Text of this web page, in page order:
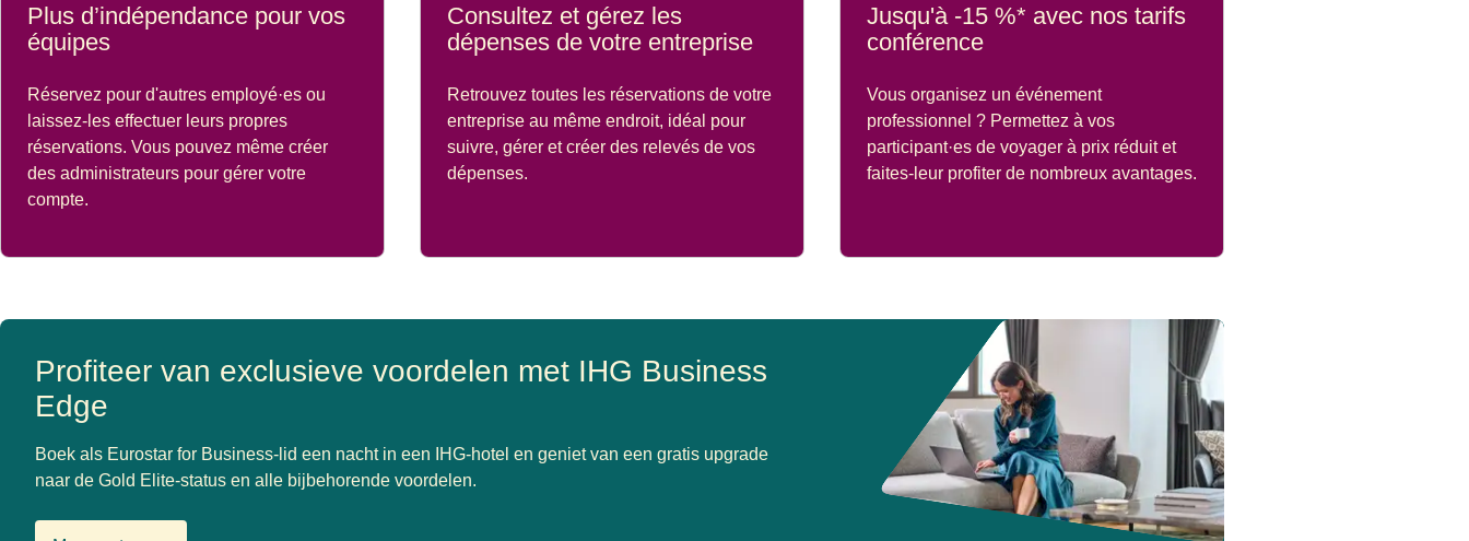
Plus d’indépendance pour vos
équipes
Réservez pour d'autres employé·es ou
laissez-les effectuer leurs propres
réservations. Vous pouvez même créer
des administrateurs pour gérer votre
compte.
Consultez et gérez les
dépenses de votre entreprise
Retrouvez toutes les réservations de votre
entreprise au même endroit, idéal pour
suivre, gérer et créer des relevés de vos
dépenses.
Jusqu'à -15 %* avec nos tarifs
conférence
Vous organisez un événement
professionnel ? Permettez à vos
participant·es de voyager à prix réduit et
faites-leur profiter de nombreux avantages.
Profiteer van exclusieve voordelen met IHG Business
Edge
Boek als Eurostar for Business-lid een nacht in een IHG-hotel en geniet van een gratis upgrade
naar de Gold Elite-status en alle bijbehorende voordelen.